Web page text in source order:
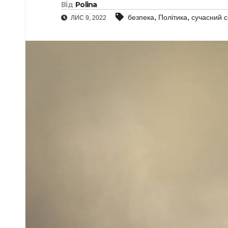
Від Polina
ЛИС 9, 2022 безпека, Політика, сучасний